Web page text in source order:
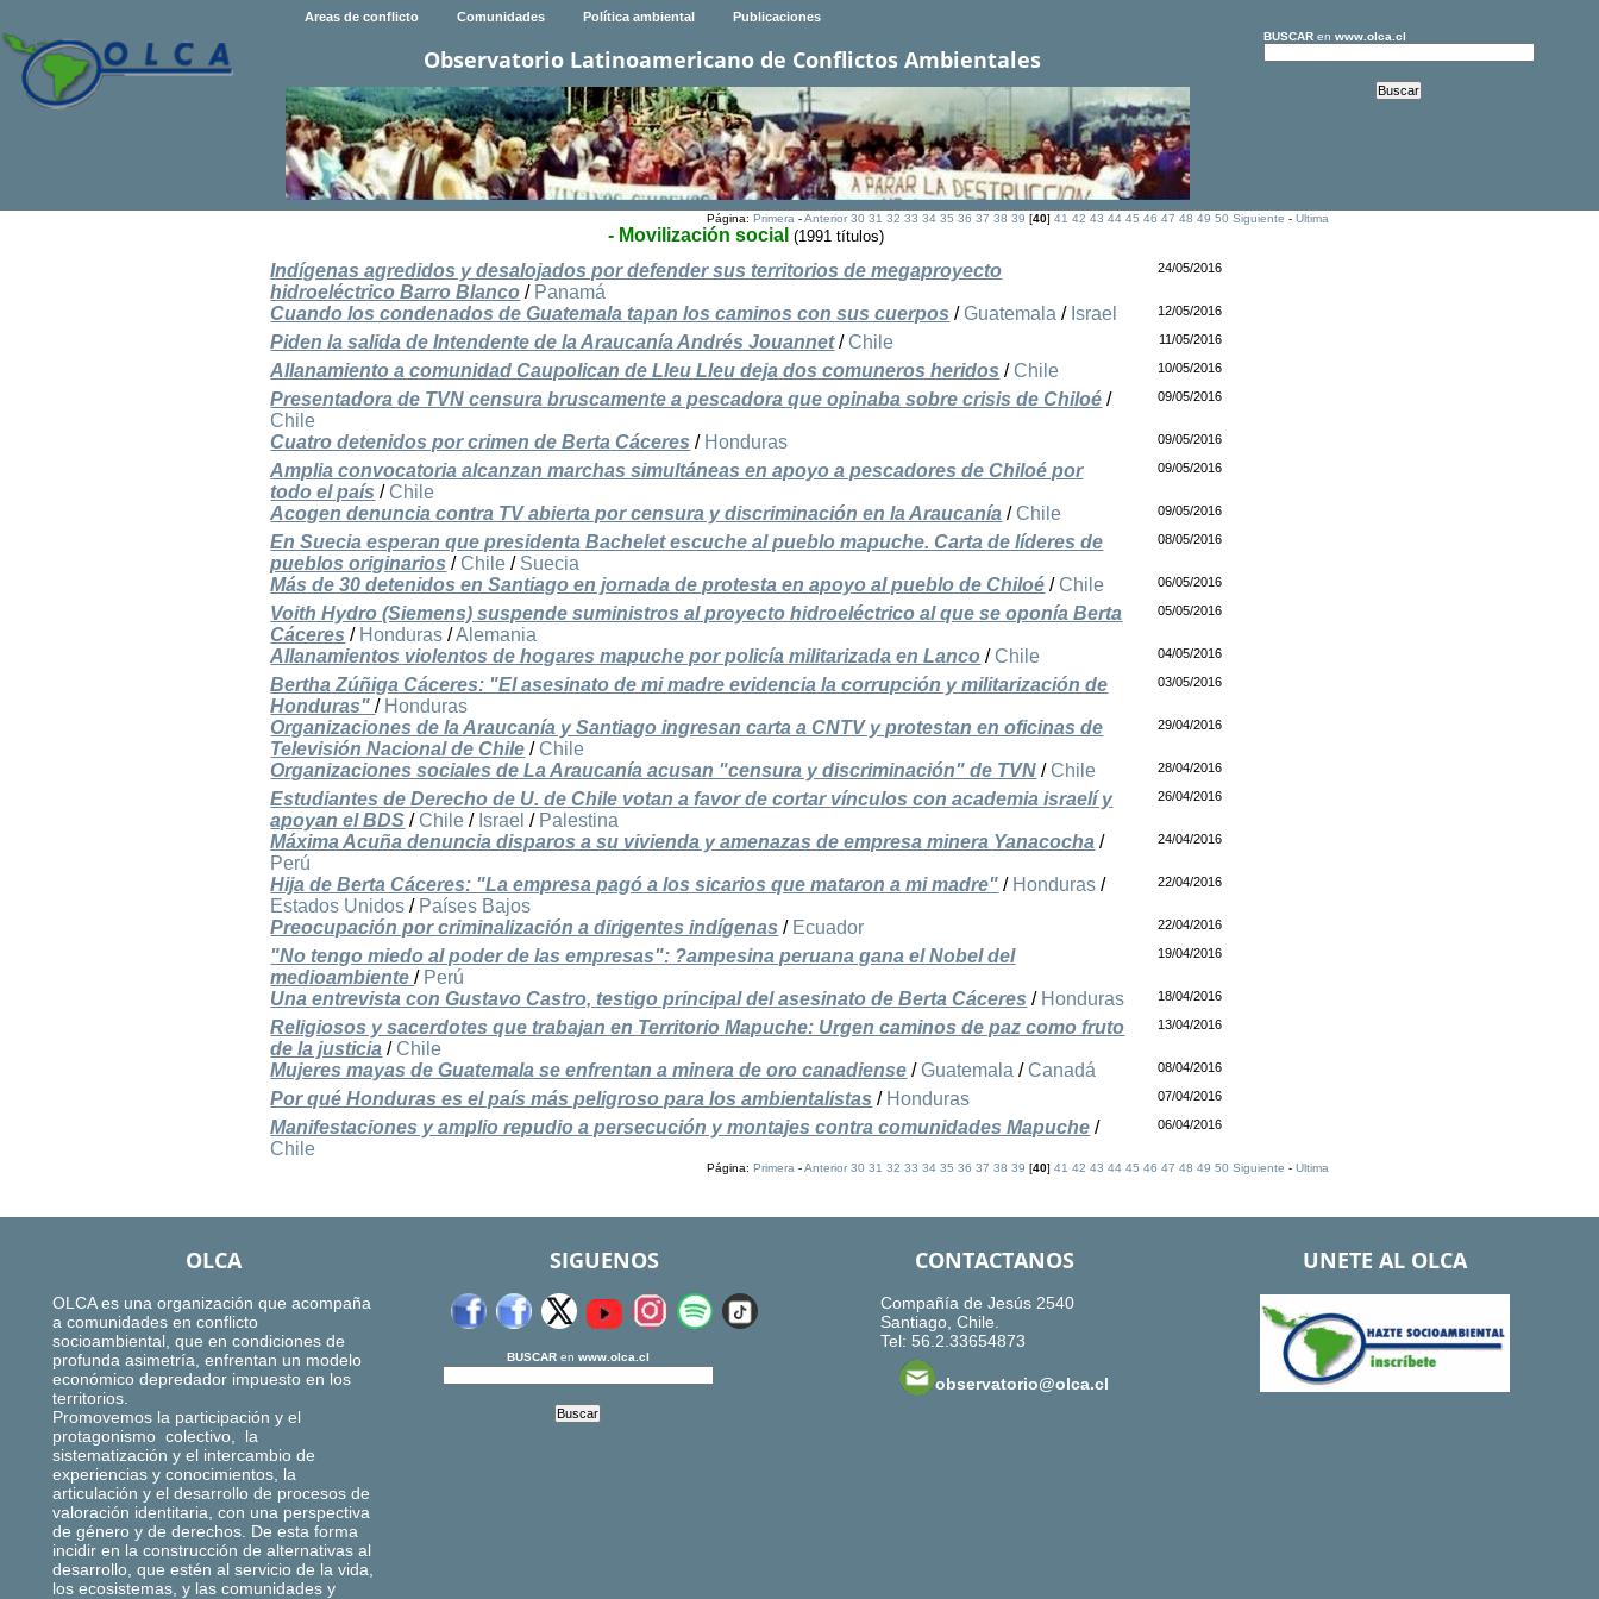
Areas de conflicto Comunidades Política ambiental Publicaciones
Observatorio Latinoamericano de Conflictos Ambientales
BUSCARen www.olca.cl
Página: Primera-Anterior 30 31 32 33 34 35 36 37 38 39 [40] 41 42 43 44 45 46 47 48 49 50 Siguiente - Ultima
- Movilización social (1991 títulos)
Indígenas agredidos y desalojados por defender sus territorios de megaproyecto
hidroeléctrico Barro Blanco / Panamá
24/05/2016
Cuando los condenados de Guatemala tapan los caminos con sus cuerpos / Guatemala / Israel 12/05/2016
Piden la salida de Intendente de la Araucanía Andrés Jouannet/ Chile 11/05/2016
Allanamiento a comunidad Caupolican de Lleu Lleu deja dos comuneros heridos / Chile 10/05/2016
Presentadora de TVN censura bruscamente a pescadora que opinaba sobre crisis de Chiloé /
Chile
09/05/2016
Cuatro detenidos por crimen de Berta Cáceres / Honduras 09/05/2016
Amplia convocatoria alcanzan marchas simultáneas en apoyo a pescadores de Chiloé por
todo el país / Chile
09/05/2016
Acogen denuncia contra TV abierta por censura y discriminación en la Araucanía / Chile 09/05/2016
En Suecia esperan que presidenta Bachelet escuche al pueblo mapuche. Carta de líderes de
pueblos originarios / Chile / Suecia
08/05/2016
Más de 30 detenidos en Santiago en jornada de protesta en apoyo al pueblo de Chiloé / Chile 06/05/2016
Voith Hydro (Siemens) suspende suministros al proyecto hidroeléctrico al que se oponía Berta
Cáceres / Honduras /Alemania
05/05/2016
Allanamientos violentos de hogares mapuche por policía militarizada en Lanco / Chile 04/05/2016
Bertha Zúñiga Cáceres: "El asesinato de mi madre evidencia la corrupción y militarización de
Honduras"/ Honduras
03/05/2016
Organizaciones de la Araucanía y Santiago ingresan carta a CNTV y protestan en oficinas de
Televisión Nacional de Chile / Chile
29/04/2016
Organizaciones sociales de La Araucanía acusan "censura y discriminación" de TVN / Chile 28/04/2016
Estudiantes de Derecho de U. de Chile votan a favor de cortar vínculos con academia israelí y
apoyan el BDS / Chile / Israel / Palestina
26/04/2016
Máxima Acuña denuncia disparos a su vivienda y amenazas de empresa minera Yanacocha /
Perú
24/04/2016
Hija de Berta Cáceres: "La empresa pagó a los sicarios que mataron a mi madre" / Honduras /
Estados Unidos / Países Bajos
22/04/2016
Preocupación por criminalización a dirigentes indígenas / Ecuador 22/04/2016
"No tengo miedo al poder de las empresas": ?ampesina peruana gana el Nobel del
medioambiente/ Perú
19/04/2016
Una entrevista con Gustavo Castro, testigo principal del asesinato de Berta Cáceres / Honduras 18/04/2016
Religiosos y sacerdotes que trabajan en Territorio Mapuche: Urgen caminos de paz como fruto
de la justicia / Chile
13/04/2016
Mujeres mayas de Guatemala se enfrentan a minera de oro canadiense / Guatemala / Canadá 08/04/2016
Por qué Honduras es el país más peligroso para los ambientalistas / Honduras 07/04/2016
Manifestaciones y amplio repudio a persecución y montajes contra comunidades Mapuche /
Chile
06/04/2016
Página: Primera-Anterior 30 31 32 33 34 35 36 37 38 39 [40] 41 42 43 44 45 46 47 48 49 50 Siguiente - Ultima
OLCA
OLCA es una organización que acompaña
a comunidades en conflicto
socioambiental, que en condiciones de
profunda asimetría, enfrentan un modelo
económico depredador impuesto en los
territorios.
Promovemos la participación y el
protagonismo colectivo, la
sistematización y el intercambio de
experiencias y conocimientos, la
articulación y el desarrollo de procesos de
valoración identitaria, con una perspectiva
de género y de derechos. De esta forma
incidir en la construcción de alternativas al
desarrollo, que estén al servicio de la vida,
los ecosistemas, y las comunidades y
SIGUENOS
BUSCARen www.olca.cl
CONTACTANOS
Compañía de Jesús 2540
Santiago, Chile.
Tel: 56.2.33654873
observatorio@olca.cl
UNETE AL OLCA